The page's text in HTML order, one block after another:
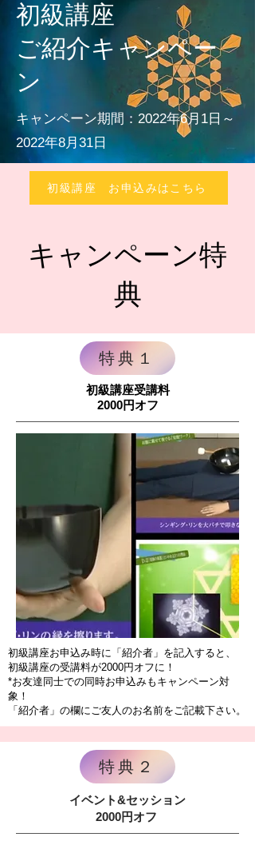
初級講座
ご紹介キャンペー
ン
キャンペーン期間：2022年6月1日～
2022年8月31日
初級講座 お申込みはこちら
特典１
​初級講座受講料
2000円オフ
​初級講座お申込み時に「紹介者」を記入すると、
初級講座の受講料が2000円オフに！
*お友達同士での同時お申込みもキャンペーン対
象！
「紹介者」の欄にご友人のお名前をご記載下さい。
特典２
イベント&セッション
2000円オフ
キャンペーン特
典